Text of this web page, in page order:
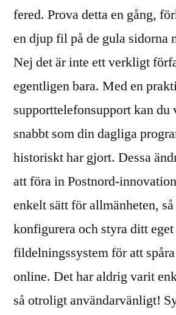
fered. Prova detta en gång,
en djup fil på de gula sidorna
Nej det är inte ett verkligt
egentligen bara. Med en
supporttelefonsupport kan du
snabbt som din dagliga
historiskt har gjort. Dessa
att föra in Postnord-
enkelt sätt för allmänheten,
konfigurera och styra ditt eget
fildelningssystem för att
online. Det har aldrig varit
så otroligt användarvänligt!